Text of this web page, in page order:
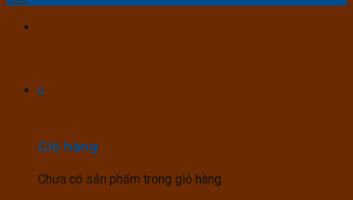
0
Giỏ hàng
Chưa có sản phẩm trong giỏ hàng.